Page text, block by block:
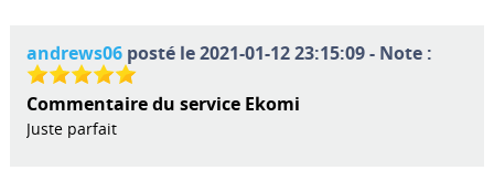
andrews06posté le 2021-01-12 23:15:09 - Note :
Commentaire du service Ekomi
Juste parfait